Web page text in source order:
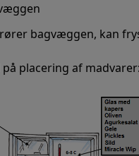
bagvæggen, kan
på placering af madvarer: